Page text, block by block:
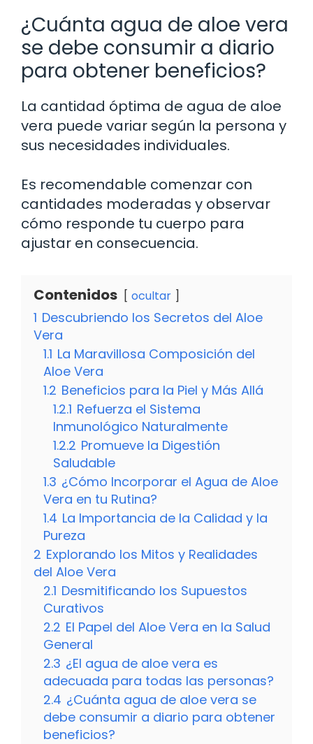
¿Cuánta agua de aloe vera
se debe consumir a diario
para obtener beneficios?
La cantidad óptima de agua de aloe
vera puede variar según la persona y
sus necesidades individuales.
Es recomendable comenzar con
cantidades moderadas y observar
cómo responde tu cuerpo para
ajustar en consecuencia.
Contenidos ocultar
1 Descubriendo los Secretos del Aloe
Vera
1.1 La Maravillosa Composición del
Aloe Vera
1.2 Beneficios para la Piel y Más Allá
1.2.1 Refuerza el Sistema
Inmunológico Naturalmente
1.2.2 Promueve la Digestión
Saludable
1.3 ¿Cómo Incorporar el Agua de Aloe
Vera en tu Rutina?
1.4 La Importancia de la Calidad y la
Pureza
2 Explorando los Mitos y Realidades
del Aloe Vera
2.1 Desmitificando los Supuestos
Curativos
2.2 El Papel del Aloe Vera en la Salud
General
2.3 ¿El agua de aloe vera es
adecuada para todas las personas?
2.4 ¿Cuánta agua de aloe vera se
debe consumir a diario para obtener
beneficios?